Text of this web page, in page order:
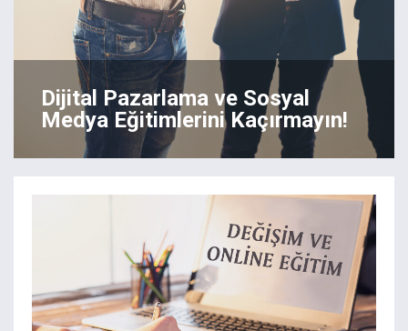
Dijital Pazarlama ve Sosyal
Medya Eğitimlerini Kaçırmayın!